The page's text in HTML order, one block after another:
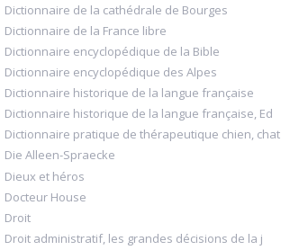
Dictionnaire de la cathédrale de Bourges
Dictionnaire de la France libre
Dictionnaire encyclopédique de la Bible
Dictionnaire encyclopédique des Alpes
Dictionnaire historique de la langue française
Dictionnaire historique de la langue française, Ed
Dictionnaire pratique de thérapeutique chien, chat
Die Alleen-Spraecke
Dieux et héros
Docteur House
Droit
Droit administratif, les grandes décisions de la j